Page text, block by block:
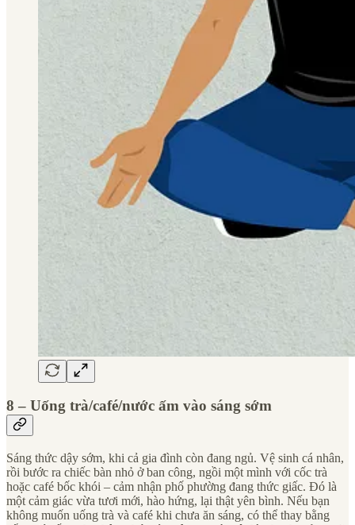
8 – Uống trà/café/nước ấm vào sáng sớm
Sáng thức dậy sớm, khi cả gia đình còn đang ngủ. Vệ sinh cá nhân,
rồi bước ra chiếc bàn nhỏ ở ban công, ngồi một mình với cốc trà
hoặc café bốc khói – cảm nhận phố phường đang thức giấc. Đó là
một cảm giác vừa tươi mới, hào hứng, lại thật yên bình. Nếu bạn
không muốn uống trà và café khi chưa ăn sáng, có thể thay bằng